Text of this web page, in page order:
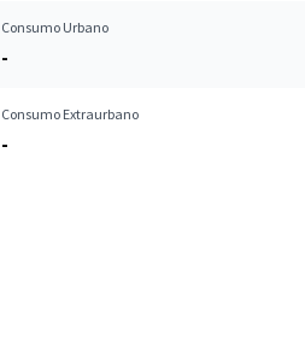
Consumo Urbano
-
Consumo Extraurbano
-